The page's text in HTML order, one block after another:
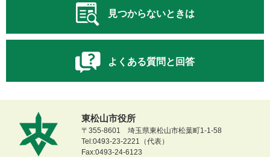
見つからないときは
よくある質問と回答
東松山市役所
〒355-8601 埼玉県東松山市松葉町1-1-58
Tel:0493-23-2221（代表）
Fax:0493-24-6123